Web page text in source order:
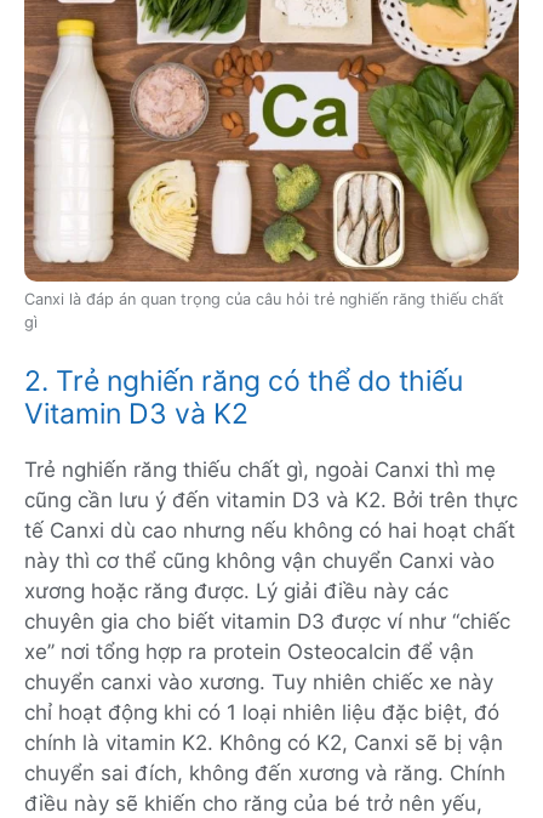
Canxi là đáp án quan trọng của câu hỏi trẻ nghiến răng thiếu chất
gì
2. Trẻ nghiến răng có thể do thiếu
Vitamin D3 và K2
Trẻ nghiến răng thiếu chất gì, ngoài Canxi thì mẹ
cũng cần lưu ý đến vitamin D3 và K2. Bởi trên thực
tế Canxi dù cao nhưng nếu không có hai hoạt chất
này thì cơ thể cũng không vận chuyển Canxi vào
xương hoặc răng được. Lý giải điều này các
chuyên gia cho biết vitamin D3 được ví như ‘‘chiếc
xe’’ nơi tổng hợp ra protein Osteocalcin để vận
chuyển canxi vào xương. Tuy nhiên chiếc xe này
chỉ hoạt động khi có 1 loại nhiên liệu đặc biệt, đó
chính là vitamin K2. Không có K2, Canxi sẽ bị vận
chuyển sai đích, không đến xương và răng. Chính
điều này sẽ khiến cho răng của bé trở nên yếu,